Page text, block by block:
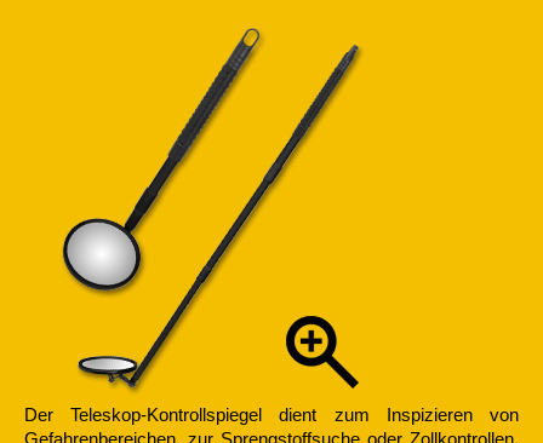
Der Teleskop-Kontrollspiegel dient zum Inspizieren von